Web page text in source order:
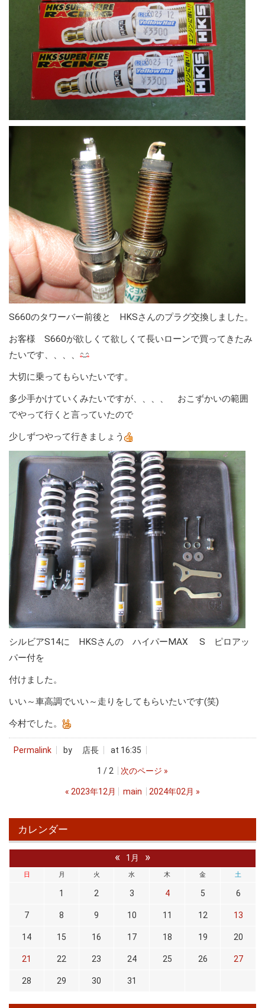
S660のタワーバー前後と HKSさんのプラグ交換しました。
お客様 S660が欲しくて欲しくて長いローンで買ってきたみ
たいです、、、、
大切に乗ってもらいたいです。
多少手かけていくみたいですが、、、、 おこずかいの範囲
でやって行くと言っていたので
少しずつやって行きましょう
シルビアS14に HKSさんの ハイパーMAX S ピロアッ
パー付を
付けました。
いい～車高調でいい～走りをしてもらいたいです(笑)
今村でした。
Permalink by 店長 at 16:35
1 / 2 次のページ »
« 2023年12月 main 2024年02月 »
カレンダー
« 1月 »
日 月 火 水 木 金 土
1 2 3 4 5 6
7 8 9 10 11 12 13
14 15 16 17 18 19 20
21 22 23 24 25 26 27
28 29 30 31